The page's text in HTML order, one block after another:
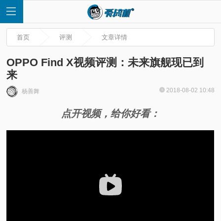
首
首页 评测 文章详情
OPPO Find X视频评测：未来旗舰现已到
来
杨善舞 2018-08-02 10:48
点开视频，给你好看：